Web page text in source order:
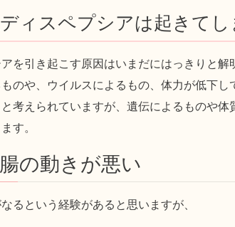
ィスペプシアは起きてし
を引き起こす原因はいまだにはっきりと解
のや、ウイルスによるもの、体力が低下し
考えられていますが、遺伝によるものや体
す。
の動きが悪い
るという経験があると思いますが、